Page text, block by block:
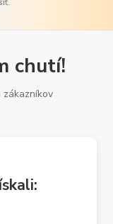
chutí!
zákazníkov